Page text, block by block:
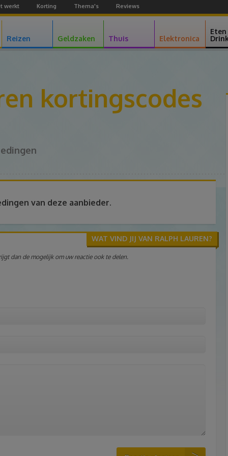
werkt Korting Thema's Reviews
Reizen Geldzaken Thuis Elektronica
Eten
kortingscodes
van deze aanbieder.
WAT VIND JIJ VAN RALPH LAUREN?
dan de mogelijk om uw reactie ook te delen.